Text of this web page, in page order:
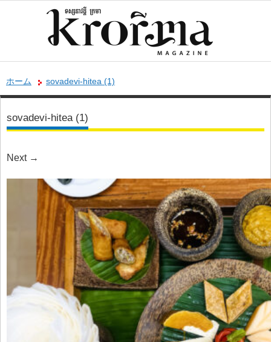
ホーム sovadevi-hitea (1)
sovadevi-hitea (1)
Next →